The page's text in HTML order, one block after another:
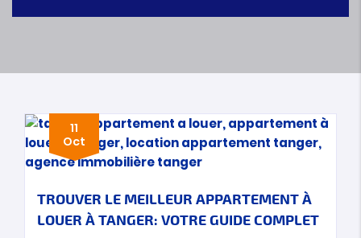
11
Oct
TROUVER LE MEILLEUR APPARTEMENT À
LOUER À TANGER: VOTRE GUIDE COMPLET